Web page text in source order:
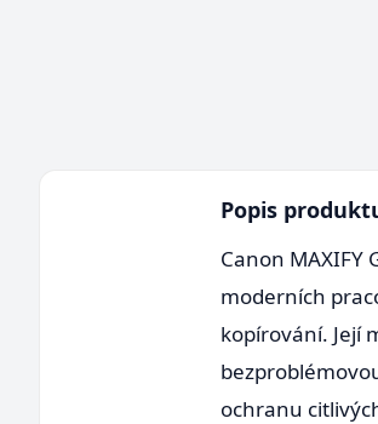
Popis
Canon
moderních
kopírování. Její
ochranu